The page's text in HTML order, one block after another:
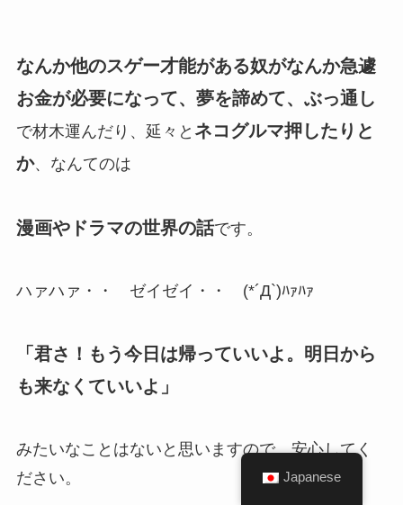
なんか他のスゲー才能がある奴がなんか急遽
お金が必要になって、夢を諦めて、ぶっ通し
で材木運んだり、延々と ネコグルマ押したりと
か、なんてのは
漫画やドラマの世界の話です。
ハァハァ・・ ゼイゼイ・・ (*´Д`)ﾊｧﾊｧ
「君さ！もう今日は帰っていいよ。明日から
も来なくていいよ」
みたいなことはないと思いますので、安心してく
ださい。
Japanese